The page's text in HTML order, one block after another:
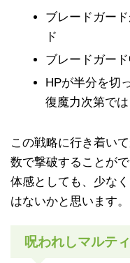
ブレードガー
ド
ブレードガー
HPが半分を切
復魔力次第で
この戦略に行き着い
数で撃破することがで
体感としても、少な
はないかと思います。
呪われしマルテ